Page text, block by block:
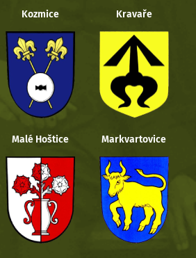
Kozmice Kravaře
Malé Hoštice Markvartovice